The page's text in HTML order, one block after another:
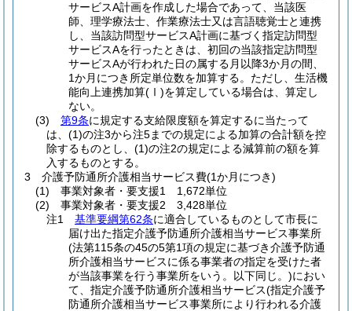
サービスA計画を作成した場合であって、当該医
師、理学療法士、作業療法士又は言語聴覚士と連携
し、当該訪問型サービスA計画に基づく指定訪問型
サービスAを行ったときは、初回の当該指定訪問型
サービスAが行われた日の属する月以降3か月の間、
1か月につき所定単位数を加算する。ただし、生活機
能向上連携加算(Ⅰ)を算定している場合は、算定し
ない。
(3) 第9条に規定する支給限度額を算定するに当たって
は、(1)の注3から注5までの規定による加算の合計額を控
除するものとし、(1)の注2の規定による減算前の額を算
入するものとする。
3 介護予防通所介護相当サービス費(1か月につき)
(1) 事業対象者・要支援1 1,672単位
(2) 事業対象者・要支援2 3,428単位
注1基準要綱第62条に適合しているものとして市長に
届け出た指定介護予防通所介護相当サービス事業所
(法第115条の45の5第1項の規定に基づき介護予防通
所介護相当サービスに係る事業者の指定を受けた者
が当該事業を行う事業所をいう。以下同じ。)におい
て、指定介護予防通所介護相当サービス(指定介護予
防通所介護相当サービス事業所により行われる介護